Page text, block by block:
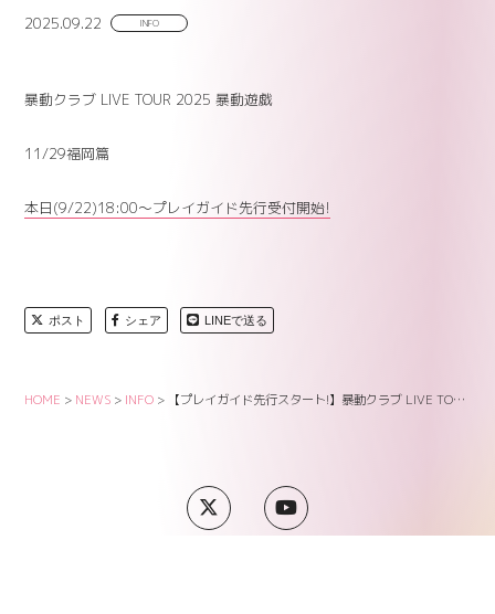
2025.09.22 INFO
暴動クラブ LIVE TOUR 2025 暴動遊戯
11/29福岡篇
本日(9/22)18:00～プレイガイド先行受付開始!
ポスト シェア LINEで送る
HOME > NEWS > INFO > 【プレイガイド先行スタート!】暴動クラブ LIVE TOUR 2025 暴動遊戯